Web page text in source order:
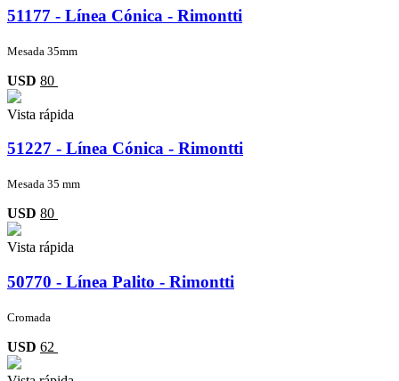
51177 - Línea Cónica - Rimontti
Mesada 35mm
USD 80
Vista rápida
51227 - Línea Cónica - Rimontti
Mesada 35 mm
USD 80
Vista rápida
50770 - Línea Palito - Rimontti
Cromada
USD 62